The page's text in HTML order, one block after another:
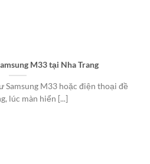
M33 tại Nha Trang
M33 hoặc điện thoại đề
lúc màn hiển [...]